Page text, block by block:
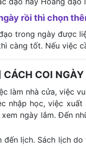
rồi thì chọn
trong ngày được
càng tốt. Nếu việc
COI
làm nhà cửa, việc
nhập học, việc
xem ngày lắm. Đến
đến lịch. Sách lịch